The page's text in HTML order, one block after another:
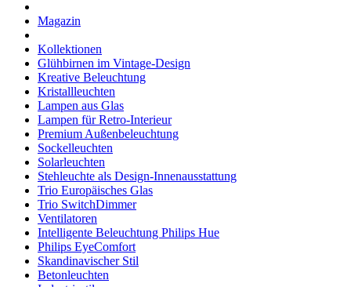
Magazin
Kollektionen
Glühbirnen im Vintage-Design
Kreative Beleuchtung
Kristallleuchten
Lampen aus Glas
Lampen für Retro-Interieur
Premium Außenbeleuchtung
Sockelleuchten
Solarleuchten
Stehleuchte als Design-Innenausstattung
Trio Europäisches Glas
Trio SwitchDimmer
Ventilatoren
Intelligente Beleuchtung Philips Hue
Philips EyeComfort
Skandinavischer Stil
Betonleuchten